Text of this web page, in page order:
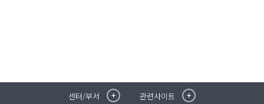
센터/부서취·창업지원센터관련사이트이메일무단수집거부